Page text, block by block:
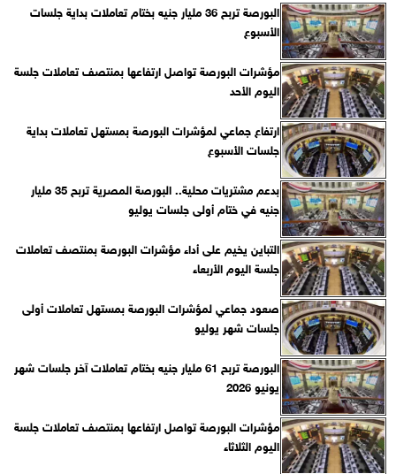
البورصة تربح 36 مليار جنيه بختام تعاملات بداية جلسات
الأسبوع
مؤشرات البورصة تواصل ارتفاعها بمنتصف تعاملات جلسة
اليوم الأحد
ارتفاع جماعي لمؤشرات البورصة بمستهل تعاملات بداية
جلسات الأسبوع
بدعم مشتريات محلية.. البورصة المصرية تربح 35 مليار
جنيه في ختام أولى جلسات يوليو
التباين يخيم على أداء مؤشرات البورصة بمنتصف تعاملات
جلسة اليوم الأربعاء
صعود جماعي لمؤشرات البورصة بمستهل تعاملات أولى
جلسات شهر يوليو
البورصة تربح 61 مليار جنيه بختام تعاملات آخر جلسات شهر
يونيو 2026
مؤشرات البورصة تواصل ارتفاعها بمنتصف تعاملات جلسة
اليوم الثلاثاء